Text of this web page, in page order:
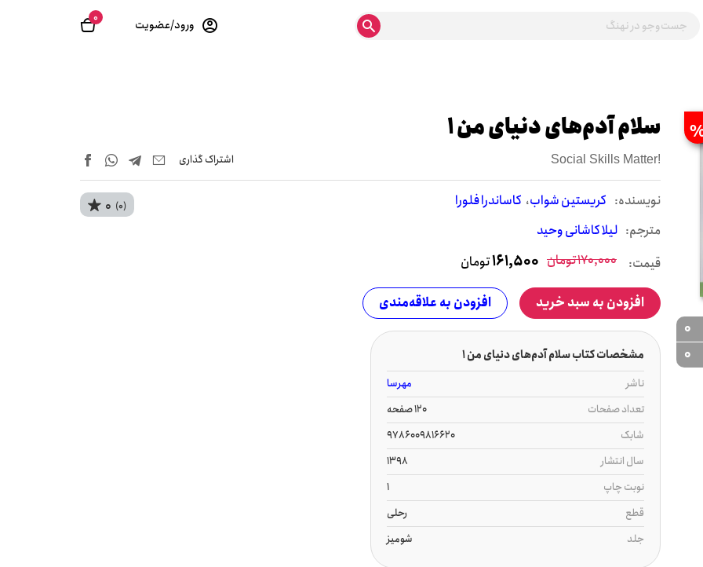
0 ورود/عضویت
0
0
سلام آدم‌های دنیای من 1
Social Skills Matter! اشتراک‌ گذاری
نويسنده: کریستین شواب کاساندرا فلورا
مترجم: لیلا کاشانی وحید
0 (0)
قیمت: 170,000تومان 161,500تومان
افزودن به سبد خرید افزودن به علاقه‌مندی
مشخصات کتاب سلام آدم‌های دنیای من 1
ناشر
مهرسا
تعداد صفحات
120 صفحه
شابک
9786009816620
سال انتشار
1398
نوبت چاپ
1
قطع
رحلی
جلد
شومیز